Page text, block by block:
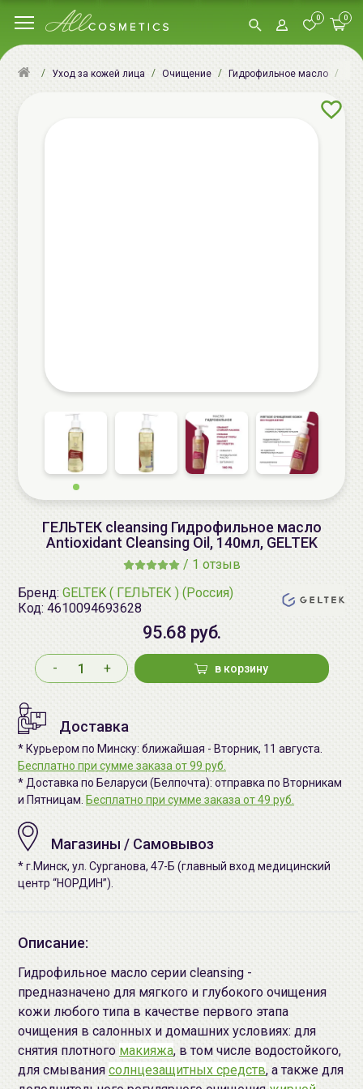
0 0
Уход за кожей лица Очищение Гидрофильное масло
ГЕЛЬТЕК cleansing Гидрофильное масло
Antioxidant Cleansing Oil, 140мл, GELTEK
/ 1 отзыв
Бренд: GELTEK ( ГЕЛЬТЕК ) (Россия)
Код: 4610094693628
95.68 руб.
- + в корзину
Доставка
* Курьером по Минску: ближайшая - Вторник, 11 августа.
Бесплатно при сумме заказа от 99 руб.
* Доставка по Беларуси (Белпочта): отправка по Вторникам
и Пятницам. Бесплатно при сумме заказа от 49 руб.
Магазины / Самовывоз
* г.Минск, ул. Сурганова, 47-Б (главный вход медицинский
центр “НОРДИН”).
Описание:
Гидрофильное масло серии cleansing -
предназначено для мягкого и глубокого очищения
кожи любого типа в качестве первого этапа
очищения в салонных и домашних условиях: для
снятия плотного макияжа, в том числе водостойкого,
для смывания солнцезащитных средств, а также для